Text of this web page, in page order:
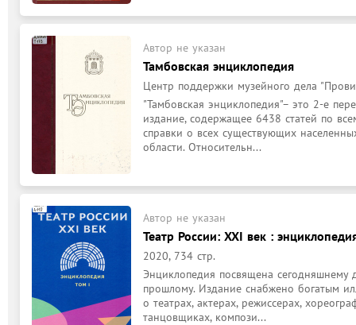
Автор не указан
Тамбовская энциклопедия
Центр поддержки музейного дела
"Тамбовская энциклопедия"– это 2-е
издание, содержащее 6438 статей по
справки о всех существующих
области. Относительн...
Автор не указан
Театр России: XXI век :
2020, 734 стр.
Энциклопедия посвящена сегодняшнему
прошлому. Издание снабжено богатым
о театрах, актерах, режиссерах,
танцовщиках, компози...